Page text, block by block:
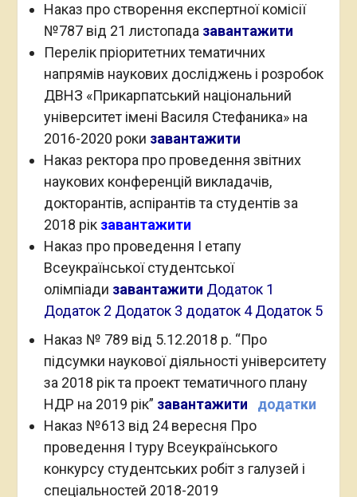
Наказ про створення експертної комісії
№787 від 21 листопада завантажити
Перелік пріоритетних тематичних
напрямів наукових досліджень і розробок
ДВНЗ «Прикарпатський національний
університет імені Василя Стефаника» на
2016-2020 роки завантажити
Наказ ректора про проведення звітних
наукових конференцій викладачів,
докторантів, аспірантів та студентів за
2018 рік завантажити
Наказ про проведення І етапу
Всеукраїнської студентської
олімпіади завантажити Додаток 1
Додаток 2 Додаток 3 додаток 4 Додаток 5
Наказ № 789 від 5.12.2018 р. “Про
підсумки наукової діяльності університету
за 2018 рік та проект тематичного плану
НДР на 2019 рік” завантажити додатки
Наказ №613 від 24 вересня Про
проведення І туру Всеукраїнського
конкурсу студентських робіт з галузей і
спеціальностей 2018-2019